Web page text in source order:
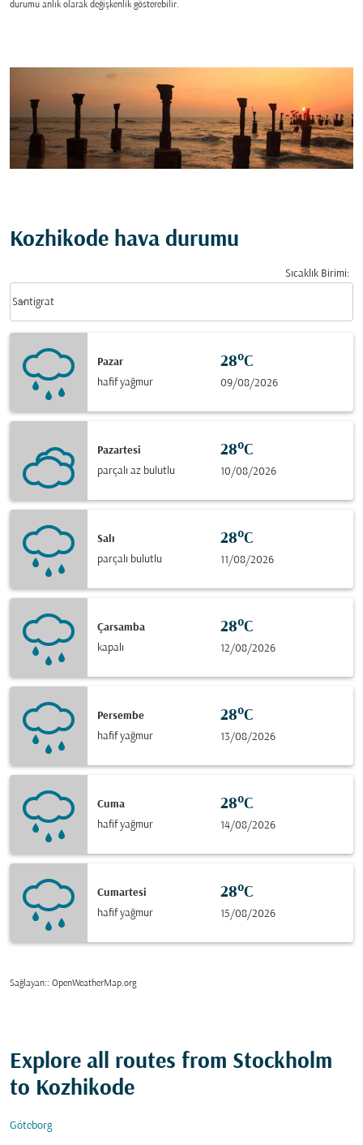
durumu anlık olarak değişkenlik gösterebilir.
Kozhikode hava durumu
Sıcaklık Birimi:
Santigrat
keyboard_arrow_down
Pazar
hafif yağmur
28°C
09/08/2026
Pazartesi
parçalı az bulutlu
28°C
10/08/2026
Salı
parçalı bulutlu
28°C
11/08/2026
Çarsamba
kapalı
28°C
12/08/2026
Persembe
hafif yağmur
28°C
13/08/2026
Cuma
hafif yağmur
28°C
14/08/2026
Cumartesi
hafif yağmur
28°C
15/08/2026
Sağlayan:: OpenWeatherMap.org
Explore all routes from Stockholm
to Kozhikode
Göteborg